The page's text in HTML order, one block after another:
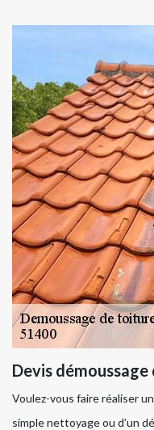
Devis
Voulez-vous faire réaliser
simple nettoyage ou d’un